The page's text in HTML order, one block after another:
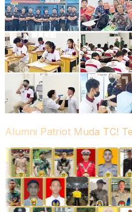
Alumni Patriot Muda TC!